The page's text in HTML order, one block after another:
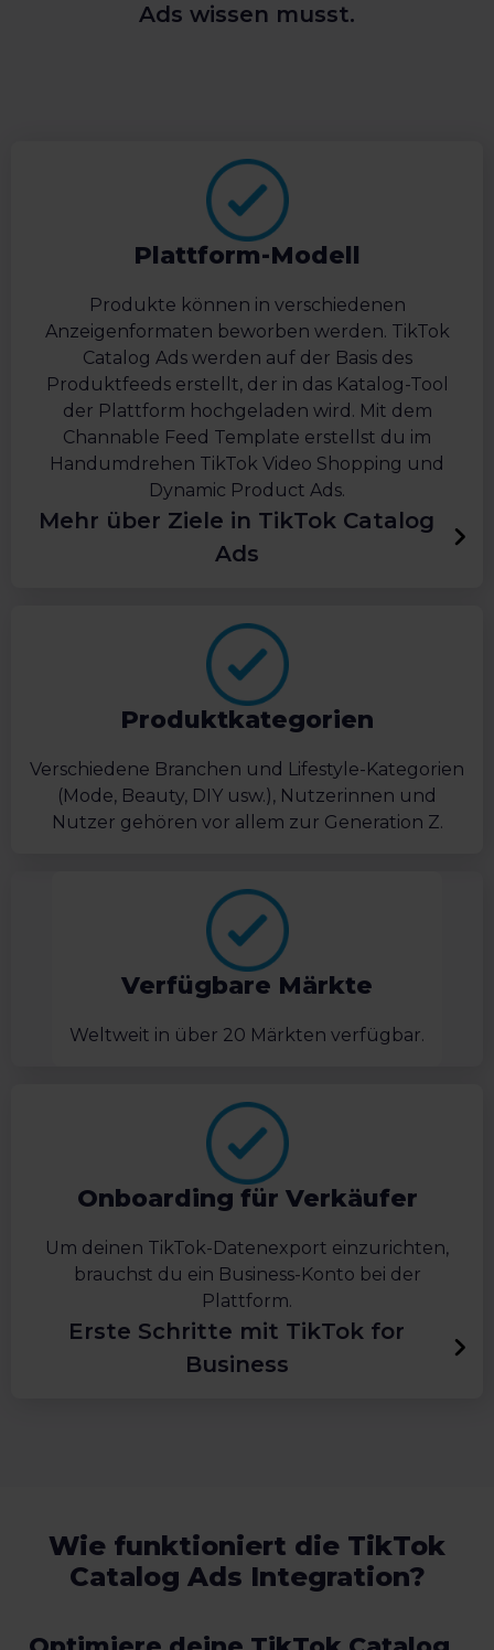
Ads wissen musst.
Plattform-Modell
Produkte können in verschiedenen
Anzeigenformaten beworben werden. TikTok
Catalog Ads werden auf der Basis des
Produktfeeds erstellt, der in das Katalog-Tool
der Plattform hochgeladen wird. Mit dem
Channable Feed Template erstellst du im
Handumdrehen TikTok Video Shopping und
Dynamic Product Ads.
Mehr über Ziele in TikTok Catalog
Ads
Produktkategorien
Verschiedene Branchen und Lifestyle-Kategorien
(Mode, Beauty, DIY usw.), Nutzerinnen und
Nutzer gehören vor allem zur Generation Z.
Verfügbare Märkte
Weltweit in über 20 Märkten verfügbar.
Onboarding für Verkäufer
Um deinen TikTok-Datenexport einzurichten,
brauchst du ein Business-Konto bei der
Plattform.
Erste Schritte mit TikTok for
Business
Wie funktioniert die TikTok
Catalog Ads Integration?